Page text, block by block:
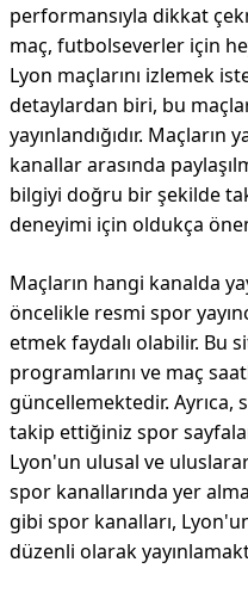
performansıyla dikkat
maç, futbolseverler için
Lyon maçlarını izlemek
detaylardan biri, bu
yayınlandığıdır. Maçların
kanallar arasında
bilgiyi doğru bir şekilde
deneyimi için oldukça
Maçların hangi kanalda
öncelikle resmi spor
etmek faydalı olabilir. Bu
programlarını ve maç
güncellemektedir. Ayrıca,
takip ettiğiniz spor
Lyon'un ulusal ve
spor kanallarında yer
gibi spor kanalları,
düzenli olarak